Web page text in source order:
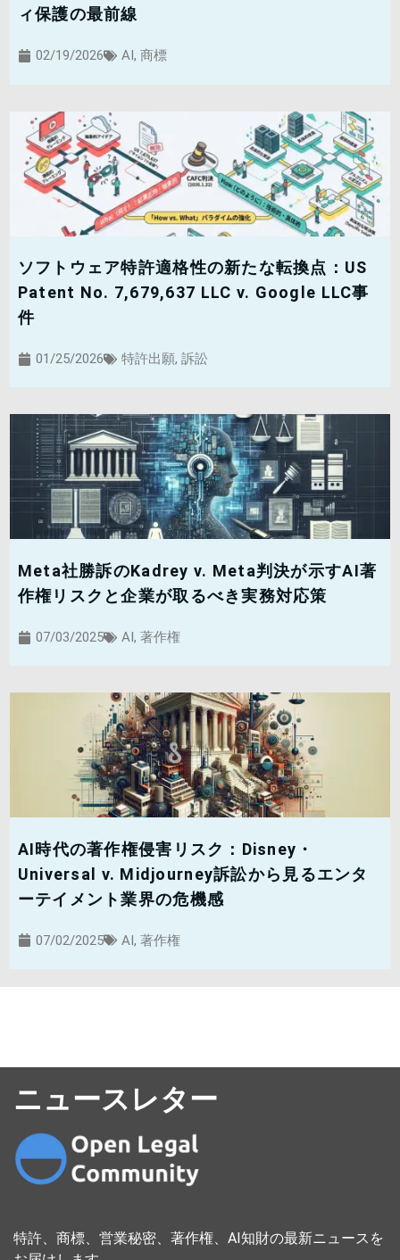
ィ保護の最前線
02/19/2026 AI , 商標
ソフトウェア特許適格性の新たな転換点：US
Patent No. 7,679,637 LLC v. Google LLC事
件
01/25/2026 特許出願, 訴訟
Meta社勝訴のKadrey v. Meta判決が示すAI著
作権リスクと企業が取るべき実務対応策
07/03/2025 AI, 著作権
AI時代の著作権侵害リスク：Disney・
Universal v. Midjourney訴訟から見るエンタ
ーテイメント業界の危機感
07/02/2025 AI, 著作権
ニュースレター
特許、商標、営業秘密、著作権、AI知財の最新ニュースを